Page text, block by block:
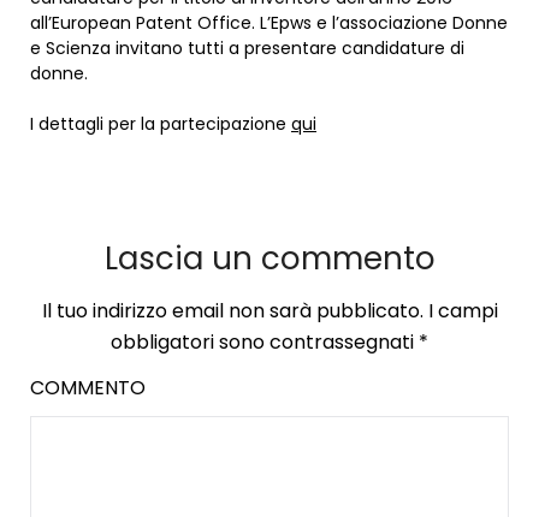
all’European Patent Office. L’Epws e l’associazione Donne
e Scienza invitano tutti a presentare candidature di
donne.
I dettagli per la partecipazione qui
Lascia un commento
Il tuo indirizzo email non sarà pubblicato. I campi
obbligatori sono contrassegnati *
COMMENTO